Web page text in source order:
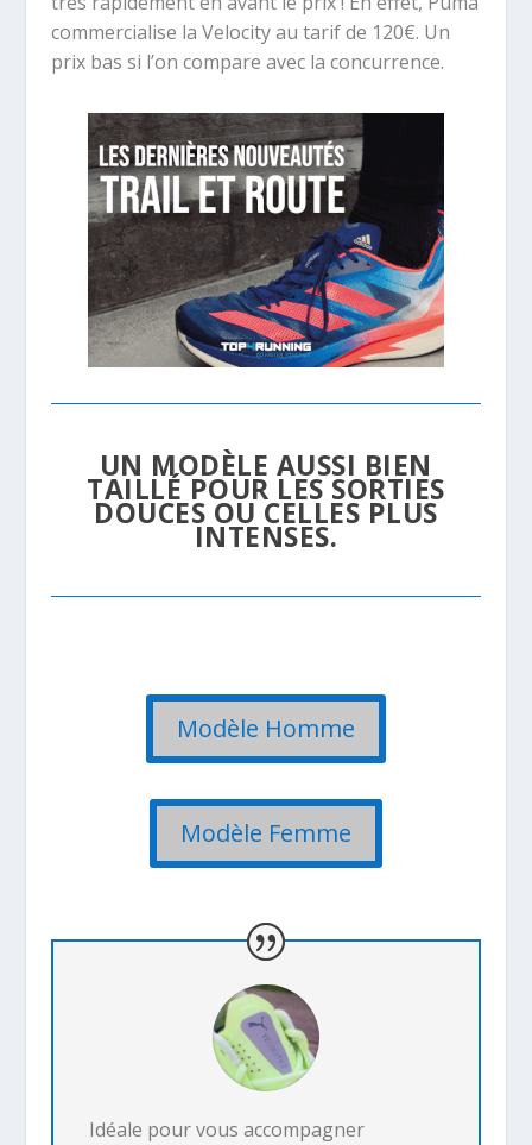
commercialise la Velocity au tarif de 120€. Un
prix bas si l’on compare avec la concurrence.
UN MODÈLE AUSSI BIEN
TAILLÉ POUR LES SORTIES
DOUCES OU CELLES PLUS
INTENSES.
Modèle Homme
Modèle Femme
Idéale pour vous accompagner